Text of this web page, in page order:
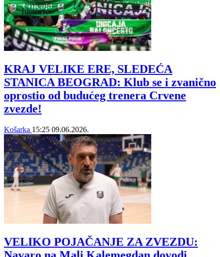
KRAJ VELIKE ERE, SLEDEĆA
STANICA BEOGRAD: Klub se i zvanično
oprostio od budućeg trenera Crvene
zvezde!
Košarka 15:25 09.06.2026.
VELIKO POJAČANJE ZA ZVEZDU: